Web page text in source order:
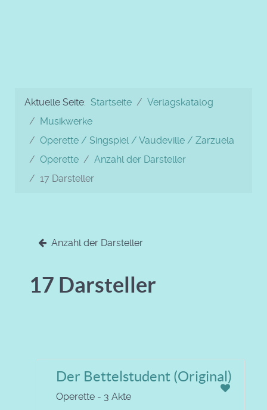
Aktuelle Seite: Startseite
Verlagskatalog
Musikwerke
Operette / Singspiel / Vaudeville / Zarzuela
Operette
Anzahl der Darsteller
17 Darsteller
Anzahl der Darsteller
17 Darsteller
Der Bettelstudent (Original)
Operette - 3 Akte